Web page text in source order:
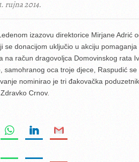
EMISIJA
rujna 2014.
izazovu direktorice Mirjane Adrić
se donacijom uključio u akciju
na račun dragovoljca Domovinskog rata
samohranog oca troje djece, Raspudić
nominirao je tri đakovačka
Crnov.